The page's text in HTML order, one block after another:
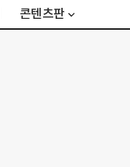
콘텐츠판